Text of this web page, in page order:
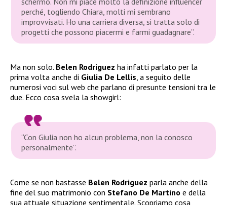
perché, togliendo Chiara, molti mi sembrano
improvvisati. Ho una carriera diversa, si tratta solo di
progetti che possono piacermi e farmi guadagnare”.
Ma non solo. Belen Rodriguez ha infatti parlato per la
prima volta anche di Giulia De Lellis , a seguito delle
numerosi voci sul web che parlano di presunte tensioni tra le
due. Ecco cosa svela la showgirl:
“Con Giulia non ho alcun problema, non la conosco
personalmente”.
Come se non bastasse Belen Rodriguez parla anche della
fine del suo matrimonio con Stefano De Martino e della
sua attuale situazione sentimentale. Scopriamo cosa